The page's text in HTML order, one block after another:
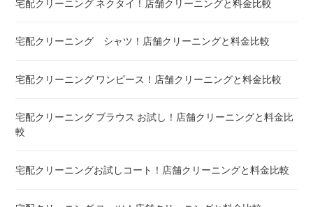
こたつ布団 クリーニング ! 料金 比較
布団クリーニング ! ダニ除去率ランキング
布団クリーニング 真空圧縮サービス 料金比較 ! 市販の圧縮袋
宅配クリーニング 絨毯・カーペット ! 料金 比較
宅配クリーニング ネクタイ！店舗クリーニングと料金比較
宅配クリーニング シャツ！店舗クリーニングと料金比較
宅配クリーニング ワンピース！店舗クリーニングと料金比較
宅配クリーニング ブラウス お試し！店舗クリーニングと料金比
較
宅配クリーニングお試しコート！店舗クリーニングと料金比較